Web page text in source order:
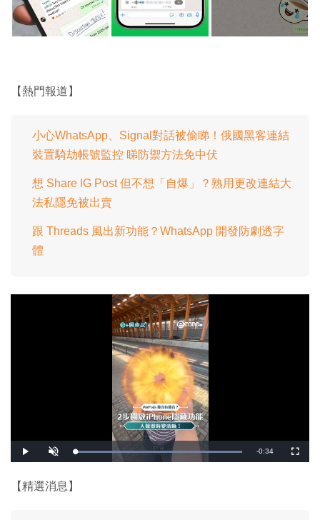
【熱門報道】
小心WhatsApp、Signal對話被偷睇！俄國黑客連結
裝置騎劫帳號監控 睇防禦方法免中伏
想 Share IG Post 但不想「自爆」？熟用更改連結大
法私隱免被出賣
跟 Threads 風出新功能？WhatsApp 開發防劇透字
體
播
放
開
啟
載
入
剩
-0:34
全
螢
【精選消息】